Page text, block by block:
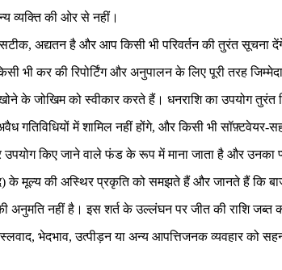
व्यक्ति की ओर से नहीं।
अद्यतन है और आप किसी भी परिवर्तन की तुरंत सूचना
भी कर की रिपोर्टिंग और अनुपालन के लिए पूरी तरह
के जोखिम को स्वीकार करते हैं। धनराशि का उपयोग तुरंत
गतिविधियों में शामिल नहीं होंगे, और किसी भी सॉफ़्टवेयर-
किए जाने वाले फंड के रूप में माना जाता है और उनका
मूल्य की अस्थिर प्रकृति को समझते हैं और जानते हैं कि
अनुमति नहीं है। इस शर्त के उल्लंघन पर जीत की राशि
भेदभाव, उत्पीड़न या अन्य आपत्तिजनक व्यवहार को